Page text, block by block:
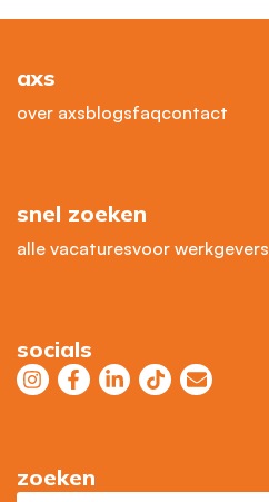
axs
over axsblogsfaqcontact
snel zoeken
alle vacaturesvoor werkgevers
socials
zoeken